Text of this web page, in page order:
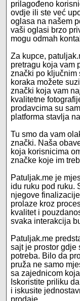
prilagođeno
ovdje ili ste već
oglasa na našem
vaši oglasi brzo
mogu odmah
Za kupce,
pretragu koja vam
znački po ključnim
koraka možete
znački koja vam
kvalitetne
prodavcima su
platforma stavlja
Tu smo da vam
znački. Naša
koja korisnicima
značke koje im
Patuljak.me je
idu ruku pod ruku.
njegove
prolaze kroz
kvalitet i
svaka interakcija
Patuljak.me
sajt je prostor gdje
potreba. Bilo da
pruža ne samo
sa zajednicom
Iskoristite priliku
i iskusite
prodaje.